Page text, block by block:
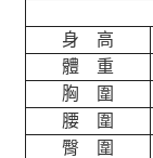
身 高
體 重
胸 圍
腰 圍
臀 圍